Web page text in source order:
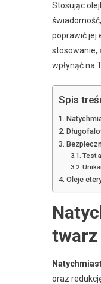
Stosując
poprawić jej
stosowanie,
wpłynąć na
Spis
Test
Oleje
twarz
oraz